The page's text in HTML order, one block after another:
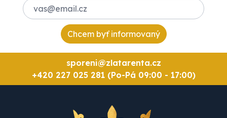
Chcem byť informovaný
sporeni@zlatarenta.cz
+420 227 025 281 (Po-Pá 09:00 - 17:00)